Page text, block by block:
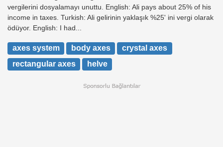
vergilerini dosyalamayı unuttu. English: Ali pays about 25% of his
income in taxes. Turkish: Ali gelirinin yaklaşık %25' ini vergi olarak
ödüyor. English: I had...
axes system body axes
crystal axes
rectangular axes
helve